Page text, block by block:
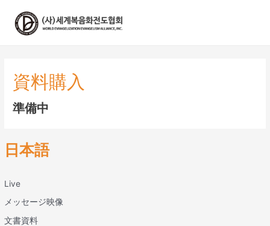
日本語
Live
メッセージ映像
文書資料
資料購入
準備中